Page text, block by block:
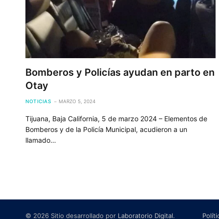
Bomberos y Policías ayudan en parto en
Otay
NOTICIAS MARZO 5, 2024
Tijuana, Baja California, 5 de marzo 2024 – Elementos de
Bomberos y de la Policía Municipal, acudieron a un
llamado…
© 2026 Sitio desarrollado por Laboratorio Digital.